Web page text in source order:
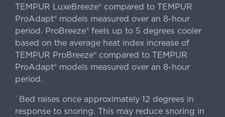
TEMPUR LuxeBreeze® compared to TEMPUR
ProAdapt® models measured over an 8-hour
period. ProBreeze® feels up to 5 degrees cooler
based on the average heat index increase of
TEMPUR ProBreeze® compared to TEMPUR
ProAdapt® models measured over an 8-hour
period.
^ Bed raises once approximately 12 degrees in
response to snoring. This may reduce snoring in